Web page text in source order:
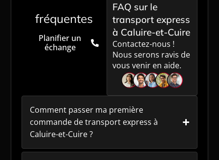
fréquentes
Planifier un
échange
FAQ sur le
transport express
à Caluire-et-Cuire
Contactez-nous !
Nous serons ravis de
vous venir en aide.
Comment passer ma première
commande de transport express à
Caluire-et-Cuire ?